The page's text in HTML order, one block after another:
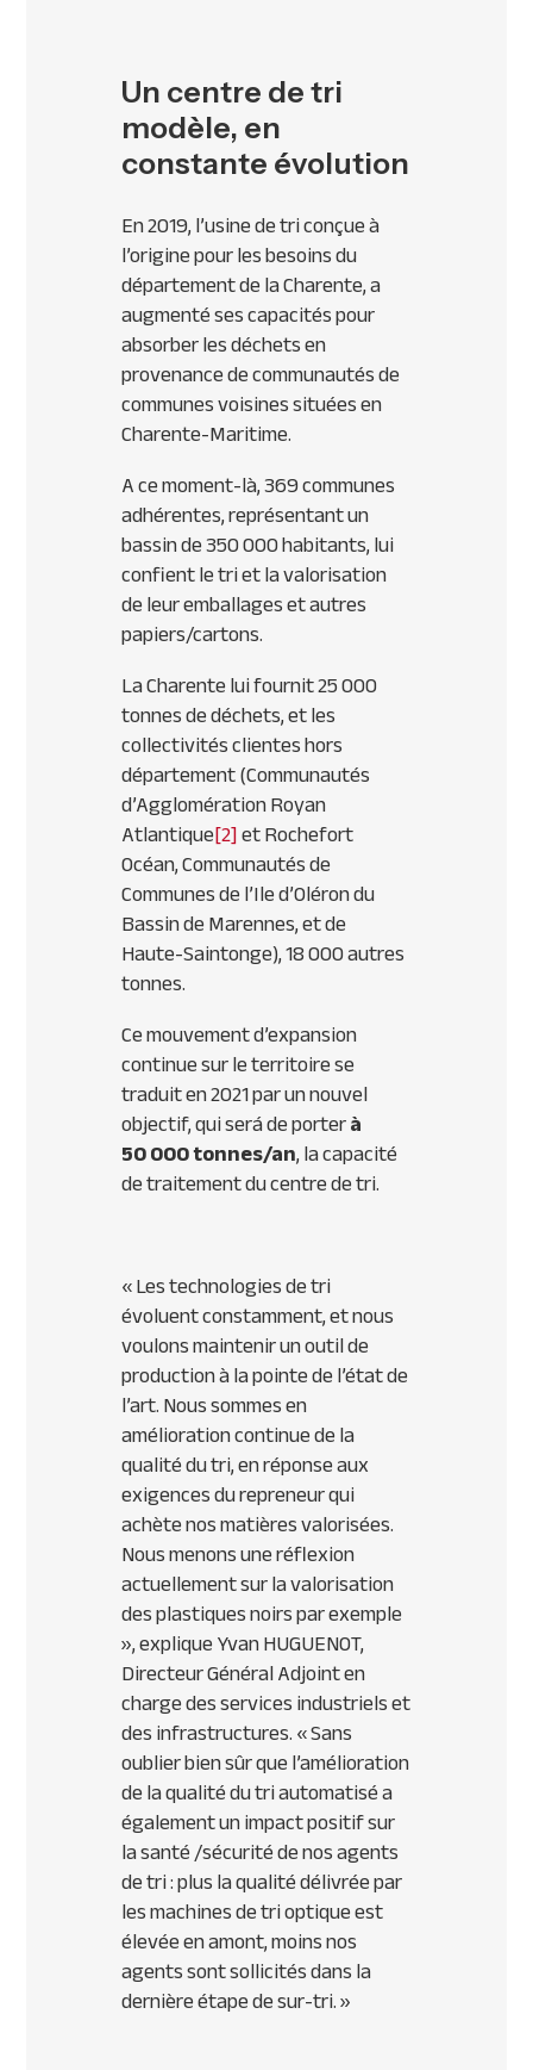
Un centre de tri
modèle, en
constante évolution
En 2019, l’usine de tri conçue à
l’origine pour les besoins du
département de la Charente, a
augmenté ses capacités pour
absorber les déchets en
provenance de communautés de
communes voisines situées en
Charente-Maritime.
A ce moment-là, 369 communes
adhérentes, représentant un
bassin de 350 000 habitants, lui
confient le tri et la valorisation
de leur emballages et autres
papiers/cartons.
La Charente lui fournit 25 000
tonnes de déchets, et les
collectivités clientes hors
département (Communautés
d’Agglomération Royan
Atlantique[2]et Rochefort
Océan, Communautés de
Communes de l’Ile d’Oléron du
Bassin de Marennes, et de
Haute-Saintonge), 18 000 autres
tonnes.
Ce mouvement d’expansion
continue sur le territoire se
traduit en 2021 par un nouvel
objectif, qui será de porterà
50 000 tonnes/an, la capacité
de traitement du centre de tri.
«Les technologies de tri
évoluent constamment, et nous
voulons maintenir un outil de
production à la pointe de l’état de
l’art. Nous sommes en
amélioration continue de la
qualité du tri, en réponse aux
exigences du repreneur qui
achète nos matières valorisées.
Nous menons une réflexion
actuellement sur la valorisation
des plastiques noirs par exemple
», explique Yvan HUGUENOT,
Directeur Général Adjoint en
charge des services industriels et
des infrastructures. «Sans
oublier bien sûr que l’amélioration
de la qualité du tri automatisé a
également un impact positif sur
la santé /sécurité de nos agents
de tri : plus la qualité délivrée par
les machines de tri optique est
élevée en amont, moins nos
agents sont sollicités dans la
dernière étape de sur-tri.»